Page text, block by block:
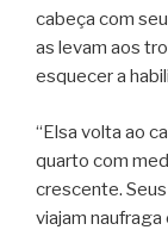
cabeça com
as levam aos
esquecer a
“Elsa volta ao
quarto com
crescente.
viajam